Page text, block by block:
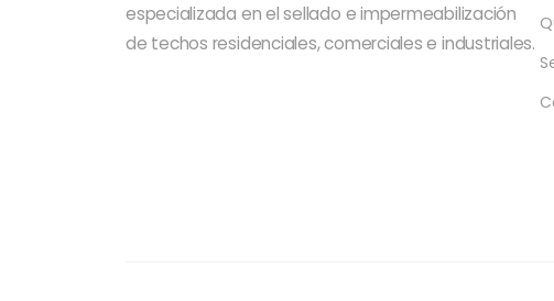
especializada en el sellado e impermeabilización
de techos residenciales, comerciales e industriales.